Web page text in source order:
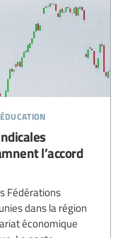
l’accord
Fédérations
dans la région
économique